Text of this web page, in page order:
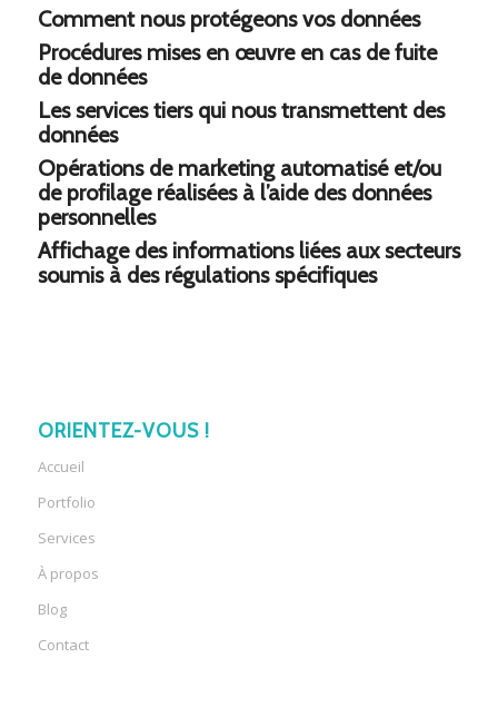
Comment nous protégeons vos données
Procédures mises en œuvre en cas de fuite
de données
Les services tiers qui nous transmettent des
données
Opérations de marketing automatisé et/ou
de profilage réalisées à l’aide des données
personnelles
Affichage des informations liées aux secteurs
soumis à des régulations spécifiques
ORIENTEZ-VOUS !
Accueil
Portfolio
Services
À propos
Blog
Contact